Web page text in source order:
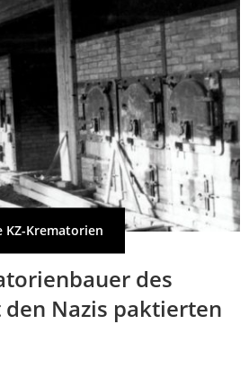
KZ-Krematorien
des
Nazis paktierten